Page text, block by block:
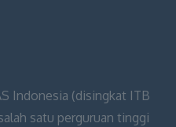
Indonesia (disingkat ITB
satu perguruan tinggi